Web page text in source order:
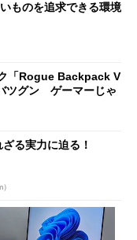
ものを追求できる環境
「Rogue Backpack V
ツグン ゲーマーじゃ
る実力に迫る！